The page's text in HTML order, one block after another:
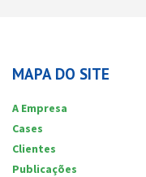
MAPA DO SITE
A Empresa
Cases
Clientes
Publicações